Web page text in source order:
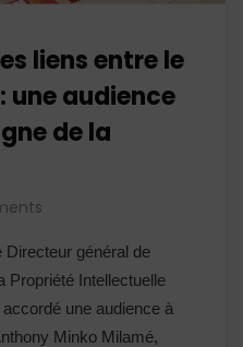
liens entre le
une audience
de la
Directeur général de
Propriété Intellectuelle
une audience à
Minko Milamé,